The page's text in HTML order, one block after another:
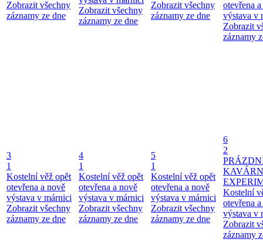
Zobrazit všechny
záznamy ze dne
Zobrazit všechny
záznamy ze dne
Zobrazit všechny
záznamy ze dne
otevřena
výstava v
Zobrazit
záznamy
3
1
Kostelní věž opět
otevřena a nově
výstava v márnici
Zobrazit všechny
záznamy ze dne
4
1
Kostelní věž opět
otevřena a nově
výstava v márnici
Zobrazit všechny
záznamy ze dne
5
1
Kostelní věž opět
otevřena a nově
výstava v márnici
Zobrazit všechny
záznamy ze dne
6
2
Kostelní
otevřena
výstava v
Zobrazit
záznamy